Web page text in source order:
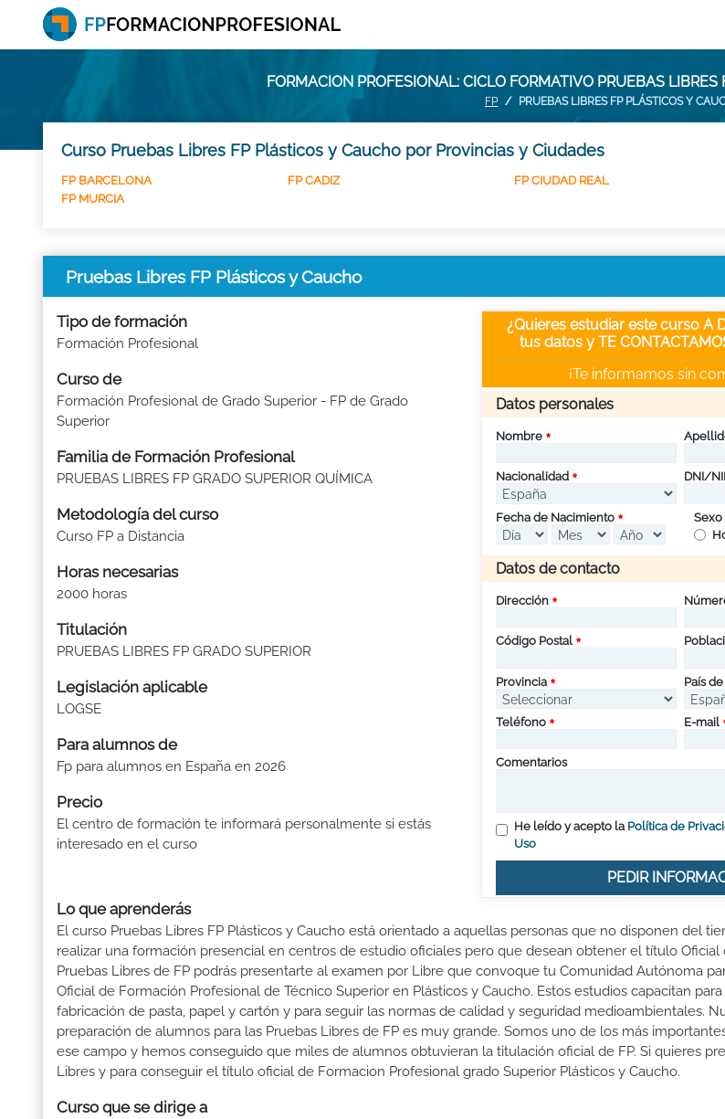
FORMACION PROFESIONAL: CICLO FORMATIVO PRUEBAS
FP PRUEBAS LIBRES FP PLÁSTICOS Y
Curso Pruebas Libres FP Plásticos y Caucho por Provincias y Ciudades
FP BARCELONA FP CADIZ FP CIUDAD REAL
FP MURCIA
Pruebas Libres FP Plásticos y Caucho
Tipo de formación
Formación Profesional
Curso de
Formación Profesional de Grado Superior - FP de Grado
Superior
Familia de Formación Profesional
PRUEBAS LIBRES FP GRADO SUPERIOR QUÍMICA
Metodología del curso
Curso FP a Distancia
Horas necesarias
2000 horas
Titulación
PRUEBAS LIBRES FP GRADO SUPERIOR
Legislación aplicable
LOGSE
Para alumnos de
Fp para alumnos en España en 2026
Precio
El centro de formación te informará personalmente si estás
interesado en el curso
¿Quieres estudiar este curso A
tus datos y TE
¡Te informamos sin
Datos personales
Nombre
Nacionalidad DNI/
Fecha de Nacimiento
Sexo
Datos de contacto
Dirección
Código Postal
Provincia País
Teléfono E-mail
Comentarios
He leído y acepto la Política de
Uso
PEDIR
Lo que aprenderás
El curso Pruebas Libres FP Plásticos y Caucho está orientado a aquellas personas que no disponen del
realizar una formación presencial en centros de estudio oficiales pero que desean obtener el título Oficial
Pruebas Libres de FP podrás presentarte al examen por Libre que convoque tu Comunidad Autónoma
Oficial de Formación Profesional de Técnico Superior en Plásticos y Caucho. Estos estudios capacitan
fabricación de pasta, papel y cartón y para seguir las normas de calidad y seguridad medioambientales.
preparación de alumnos para las Pruebas Libres de FP es muy grande. Somos uno de los más
ese campo y hemos conseguido que miles de alumnos obtuvieran la titulación oficial de FP. Si quieres
Libres y para conseguir el título oficial de Formacion Profesional grado Superior Plásticos y Caucho.
Curso que se dirige a